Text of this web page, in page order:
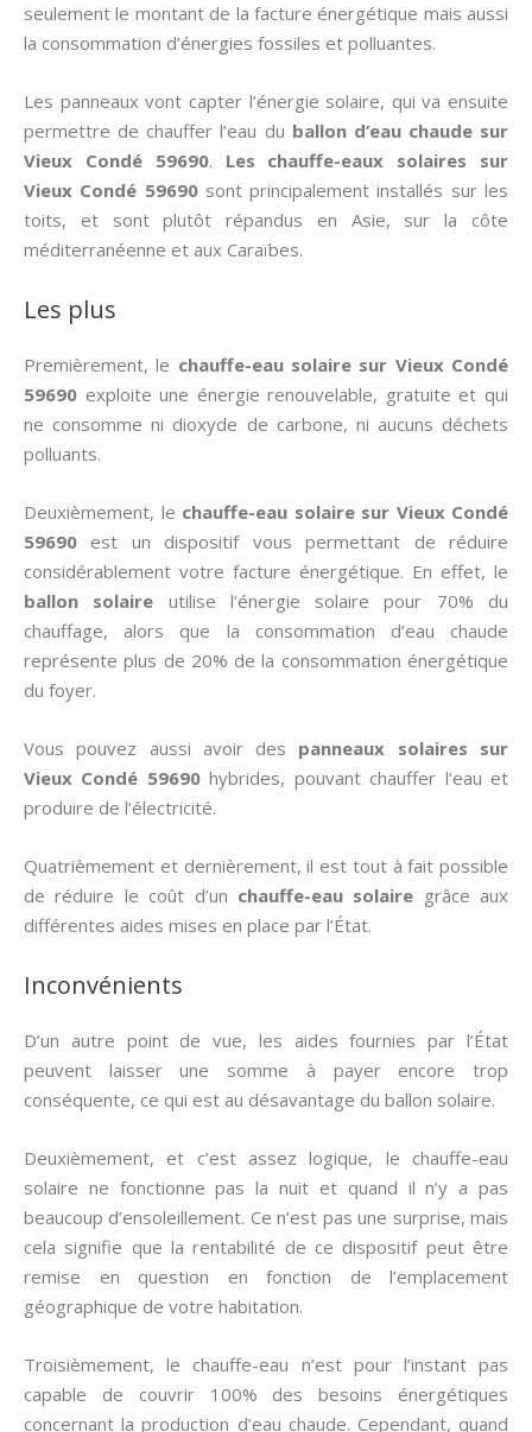
seulement le montant de la facture énergétique mais aussi
la consommation d’énergies fossiles et polluantes.
Les panneaux vont capter l’énergie solaire, qui va ensuite
permettre de chauffer l’eau du ballon d’eau chaude sur
Vieux Condé 59690. Les chauffe-eaux solaires sur
Vieux Condé 59690sont principalement installés sur les
toits, et sont plutôt répandus en Asie, sur la côte
méditerranéenne et aux Caraïbes.
Les plus
Premièrement, le chauffe-eau solaire sur Vieux Condé
59690 exploite une énergie renouvelable, gratuite et qui
ne consomme ni dioxyde de carbone, ni aucuns déchets
polluants.
Deuxièmement, le chauffe-eau solaire sur Vieux Condé
59690 est un dispositif vous permettant de réduire
considérablement votre facture énergétique. En effet, le
ballon solaire utilise l’énergie solaire pour 70% du
chauffage, alors que la consommation d’eau chaude
représente plus de 20% de la consommation énergétique
du foyer.
Vous pouvez aussi avoir des panneaux solaires sur
Vieux Condé 59690hybrides, pouvant chauffer l’eau et
produire de l’électricité.
Quatrièmement et dernièrement, il est tout à fait possible
de réduire le coût d’un chauffe-eau solaire grâce aux
différentes aides mises en place par l’État.
Inconvénients
D’un autre point de vue, les aides fournies par l’État
peuvent laisser une somme à payer encore trop
conséquente, ce qui est au désavantage du ballon solaire.
Deuxièmement, et c’est assez logique, le chauffe-eau
solaire ne fonctionne pas la nuit et quand il n’y a pas
beaucoup d’ensoleillement. Ce n’est pas une surprise, mais
cela signifie que la rentabilité de ce dispositif peut être
remise en question en fonction de l’emplacement
géographique de votre habitation.
Troisièmement, le chauffe-eau n’est pour l’instant pas
capable de couvrir 100% des besoins énergétiques
concernant la production d’eau chaude. Cependant, quand